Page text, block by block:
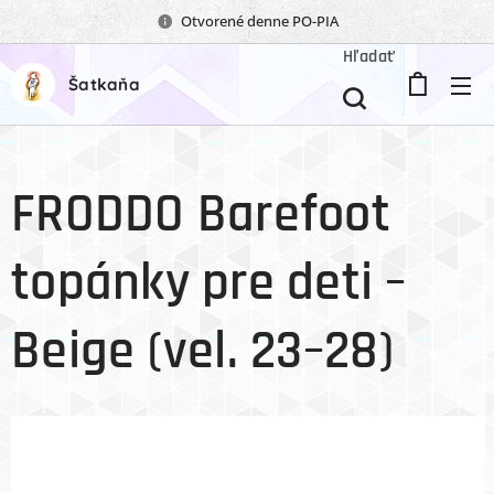
Otvorené denne PO-PIA
Šatkaňa
Hľadať
FRODDO Barefoot
topánky pre deti –
Beige (vel. 23–28)